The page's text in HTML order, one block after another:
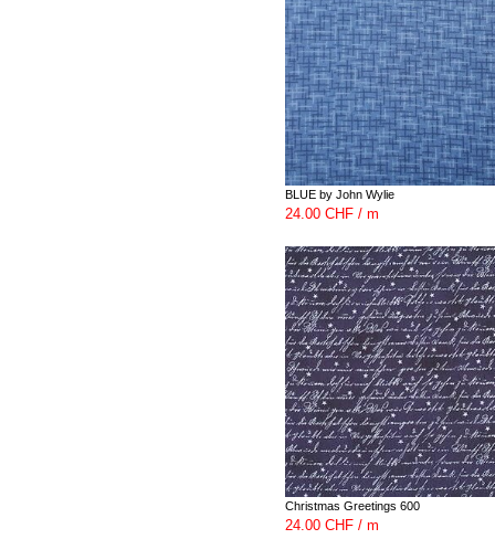
BLUE by John Wylie
24.00 CHF / m
Christmas Greetings 600
24.00 CHF / m